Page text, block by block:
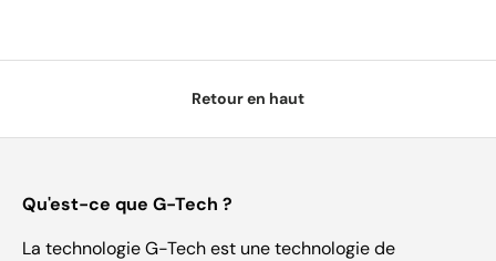
Retour en haut
Qu'est-ce que G-Tech ?
La technologie G-Tech est une technologie de